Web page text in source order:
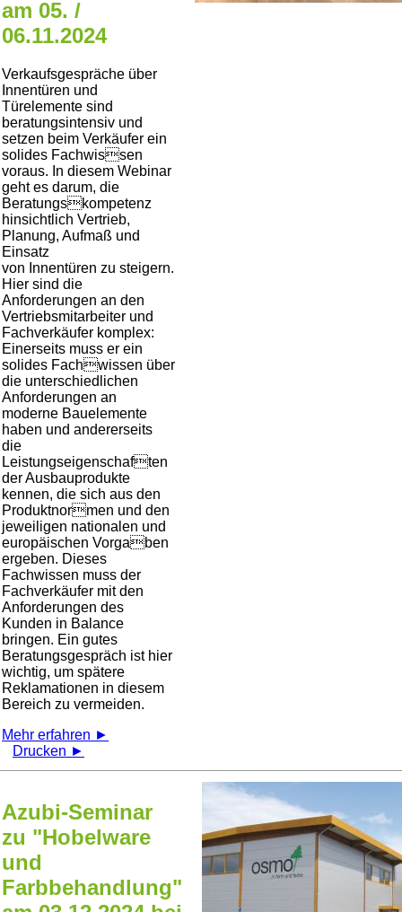
am 05. /
06.11.2024
Verkaufsgespräche über
Innentüren und
Türelemente sind
beratungsintensiv und
setzen beim Verkäufer ein
solides Fachwissen
voraus. In diesem Webinar
geht es darum, die
Beratungskompetenz
hinsichtlich Vertrieb,
Planung, Aufmaß und
Einsatz
von Innentüren zu steigern.
Hier sind die
Anforderungen an den
Vertriebsmitarbeiter und
Fachverkäufer komplex:
Einerseits muss er ein
solides Fachwissen über
die unterschiedlichen
Anforderungen an
moderne Bauelemente
haben und andererseits
die
Leistungseigenschaften
der Ausbauprodukte
kennen, die sich aus den
Produktnormen und den
jeweiligen nationalen und
europäischen Vorgaben
ergeben. Dieses
Fachwissen muss der
Fachverkäufer mit den
Anforderungen des
Kunden in Balance
bringen. Ein gutes
Beratungsgespräch ist hier
wichtig, um spätere
Reklamationen in diesem
Bereich zu vermeiden.
Mehr erfahren ►
Drucken ►
Azubi-Seminar
zu "Hobelware
und
Farbbehandlung"